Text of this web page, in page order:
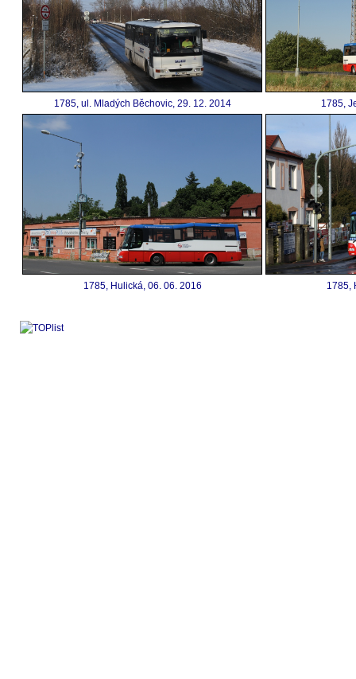
1785, ul. Mladých Běchovic, 29. 12. 2014 1785,
1785, Hulická, 06. 06. 2016 1785,